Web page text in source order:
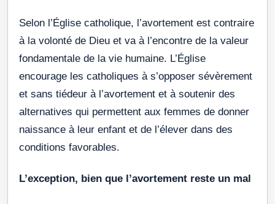
Selon l’Église catholique, l’avortement est contraire
à la volonté de Dieu et va à l’encontre de la valeur
fondamentale de la vie humaine. L’Église
encourage les catholiques à s’opposer sévèrement
et sans tiédeur à l’avortement et à soutenir des
alternatives qui permettent aux femmes de donner
naissance à leur enfant et de l’élever dans des
conditions favorables.
L’exception, bien que l’avortement reste un mal